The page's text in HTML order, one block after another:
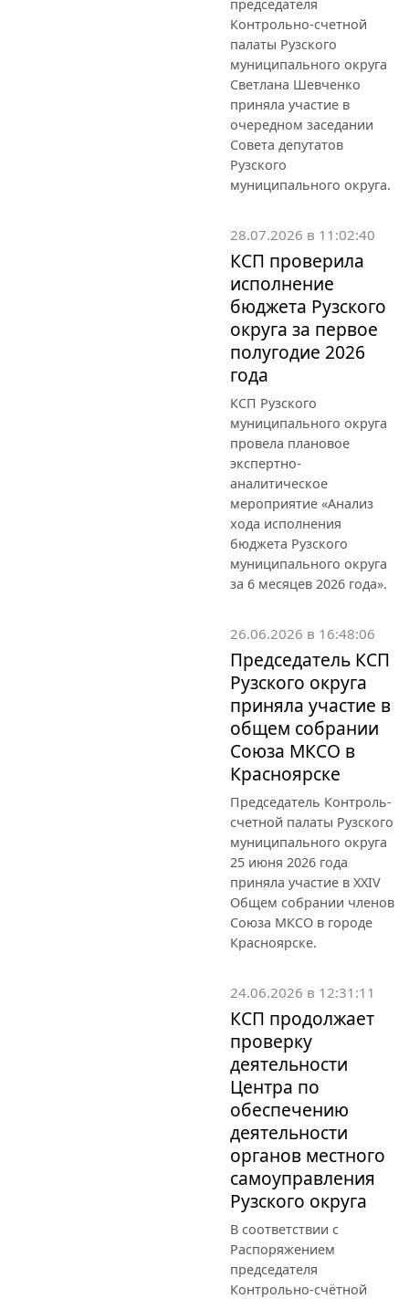
председателя
Контрольно-счетной
палаты Рузского
муниципального округа
Светлана Шевченко
приняла участие в
очередном заседании
Совета депутатов
Рузского
муниципального округа.
28.07.2026 в 11:02:40
КСП проверила
исполнение
бюджета Рузского
округа за первое
полугодие 2026
года
КСП Рузского
муниципального округа
провела плановое
экспертно-
аналитическое
мероприятие «Анализ
хода исполнения
бюджета Рузского
муниципального округа
за 6 месяцев 2026 года».
26.06.2026 в 16:48:06
Председатель КСП
Рузского округа
приняла участие в
общем собрании
Союза МКСО в
Красноярске
Председатель Контроль-
счетной палаты Рузского
муниципального округа
25 июня 2026 года
приняла участие в XXIV
Общем собрании членов
Союза МКСО в городе
Красноярске.
24.06.2026 в 12:31:11
КСП продолжает
проверку
деятельности
Центра по
обеспечению
деятельности
органов местного
самоуправления
Рузского округа
В соответствии с
Распоряжением
председателя
Контрольно-счётной